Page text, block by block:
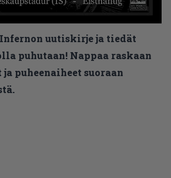
uutiskirje ja tiedät
puhutaan! Nappaa raskaan
puheenaiheet suoraan